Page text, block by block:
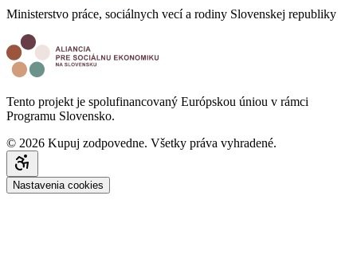
Ministerstvo práce, sociálnych vecí a rodiny Slovenskej republiky
Tento projekt je spolufinancovaný Európskou úniou v rámci
Programu Slovensko.
© 2026 Kupuj zodpovedne. Všetky práva vyhradené.
Nastavenia cookies